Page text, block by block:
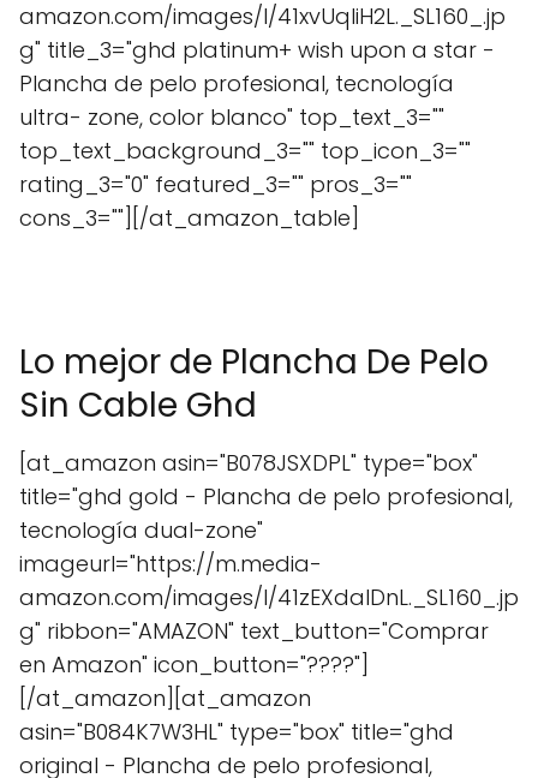
amazon.com/images/I/41xvUqIiH2L._SL160_.jp
g" title_3="ghd platinum+ wish upon a star -
Plancha de pelo profesional, tecnología
ultra- zone, color blanco" top_text_3=""
top_text_background_3="" top_icon_3=""
rating_3="0" featured_3="" pros_3=""
cons_3=""][/at_amazon_table]
Lo mejor de Plancha De Pelo
Sin Cable Ghd
[at_amazon asin="B078JSXDPL" type="box"
title="ghd gold - Plancha de pelo profesional,
tecnología dual-zone"
imageurl="https://m.media-
amazon.com/images/I/41zEXdalDnL._SL160_.jp
g" ribbon="AMAZON" text_button="Comprar
en Amazon" icon_button="????"]
[/at_amazon][at_amazon
asin="B084K7W3HL" type="box" title="ghd
original - Plancha de pelo profesional,